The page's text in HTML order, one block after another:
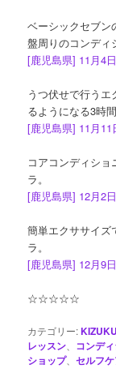
ベーシックセブ
盤周りのコンディ
[鹿児島県] 11月4
うつ伏せで行う
るようになる3時
[鹿児島県] 11月11
コアコンディシ
ラ。
[鹿児島県] 12月2
簡単エクササイズ
ラ。
[鹿児島県] 12月9
☆☆☆☆☆
カテゴリー:
レッスン
コンデ
ショップ、セルフ